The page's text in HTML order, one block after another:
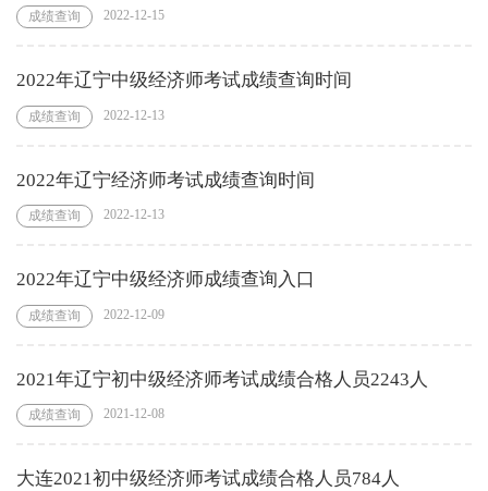
成绩查询 2022-12-15
2022年辽宁中级经济师考试成绩查询时间
成绩查询 2022-12-13
2022年辽宁经济师考试成绩查询时间
成绩查询 2022-12-13
2022年辽宁中级经济师成绩查询入口
成绩查询 2022-12-09
2021年辽宁初中级经济师考试成绩合格人员2243人
成绩查询 2021-12-08
大连2021初中级经济师考试成绩合格人员784人